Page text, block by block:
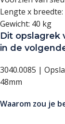
Lengte x breedte:
Gewicht: 40 kg
Dit opslagrek
in de
3040.0085 |
48mm
Waarom zou je